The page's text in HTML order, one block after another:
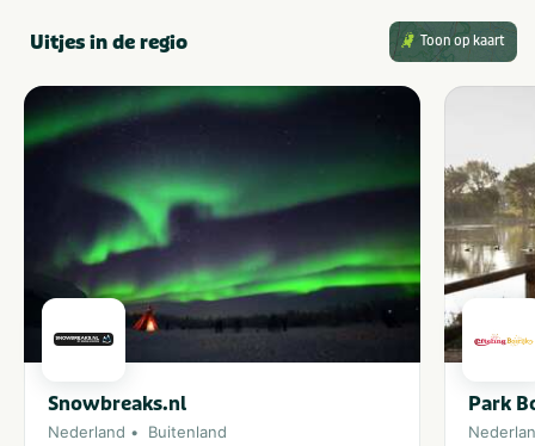
Uitjes in de regio Toon op kaart
Snowbreaks.nl
Nederland Buitenland
Park